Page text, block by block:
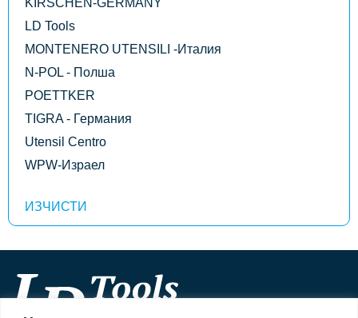
KIRSCHEN-GERMANY
LD Tools
MONTENERO UTENSILI -Италия
N-POL - Полша
POETTKER
TIGRA - Германия
Utensil Centro
WPW-Израел